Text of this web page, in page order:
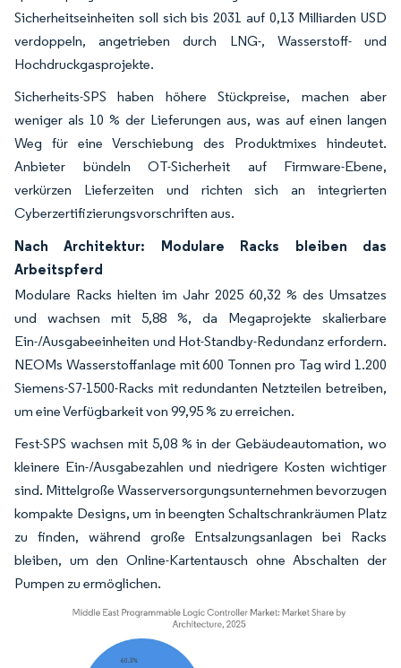
Sicherheitseinheiten soll sich bis 2031 auf 0,13 Milliarden USD
verdoppeln, angetrieben durch LNG-, Wasserstoff- und
Hochdruckgasprojekte.
Sicherheits-SPS haben höhere Stückpreise, machen aber
weniger als 10 % der Lieferungen aus, was auf einen langen
Weg für eine Verschiebung des Produktmixes hindeutet.
Anbieter bündeln OT-Sicherheit auf Firmware-Ebene,
verkürzen Lieferzeiten und richten sich an integrierten
Cyberzertifizierungsvorschriften aus.
Nach Architektur: Modulare Racks bleiben das
Arbeitspferd
Modulare Racks hielten im Jahr 2025 60,32 % des Umsatzes
und wachsen mit 5,88 %, da Megaprojekte skalierbare
Ein-/Ausgabeeinheiten und Hot-Standby-Redundanz erfordern.
NEOMs Wasserstoffanlage mit 600 Tonnen pro Tag wird 1.200
Siemens-S7-1500-Racks mit redundanten Netzteilen betreiben,
um eine Verfügbarkeit von 99,95 % zu erreichen.
Fest-SPS wachsen mit 5,08 % in der Gebäudeautomation, wo
kleinere Ein-/Ausgabezahlen und niedrigere Kosten wichtiger
sind. Mittelgroße Wasserversorgungsunternehmen bevorzugen
kompakte Designs, um in beengten Schaltschrankräumen Platz
zu finden, während große Entsalzungsanlagen bei Racks
bleiben, um den Online-Kartentausch ohne Abschalten der
Pumpen zu ermöglichen.